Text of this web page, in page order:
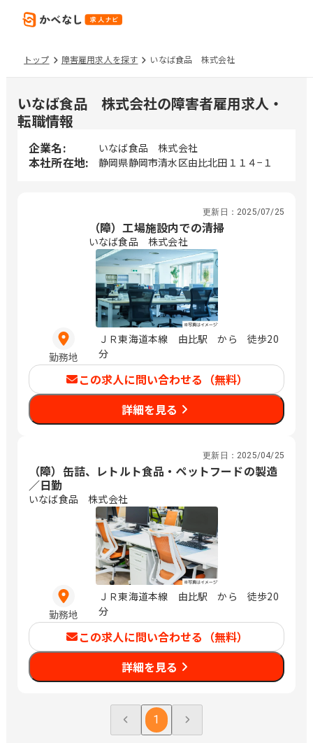
トップ 障害雇用求人を探す いなば食品 株式会社
いなば食品 株式会社の障害者雇用求人・
転職情報
企業名: いなば食品 株式会社
本社所在地: 静岡県静岡市清水区由比北田１１４−１
更新日： 2025/07/25
（障）工場施設内での清掃
いなば食品 株式会社
勤務地
ＪＲ東海道本線 由比駅 から 徒歩20
分
この求人に問い合わせる（無料）
詳細を見る
更新日： 2025/04/25
（障）缶詰、レトルト食品・ペットフードの製造
／日勤
いなば食品 株式会社
勤務地
ＪＲ東海道本線 由比駅 から 徒歩20
分
この求人に問い合わせる（無料）
詳細を見る
1